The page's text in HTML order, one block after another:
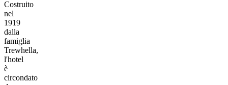
Costruito
nel
1919
dalla
famiglia
Trewhella,
l'hotel
è
circondato